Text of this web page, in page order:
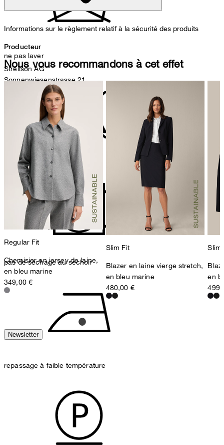
ne pas laver
ne pas décolorer
pas de séchage au séchoir
repassage à faible température
Informations sur le règlement relatif à la sécurité des produits
Producteur
Strellson AG
Sonnenwiesenstrasse 21
8280 Kreuzlingen
Représentant autorisé
Strellson GmbH
Line-Eid-Str. 6
78467 Konstanz
Germany
contact@strellson.com
Nous vous recommandons à cet effet
Regular Fit
Chemisier en jersey de laine,
en bleu marine
349,00 €
Slim Fit
Blazer en laine vierge stretch,
en bleu marine
480,00 €
Slim
en
Newsletter